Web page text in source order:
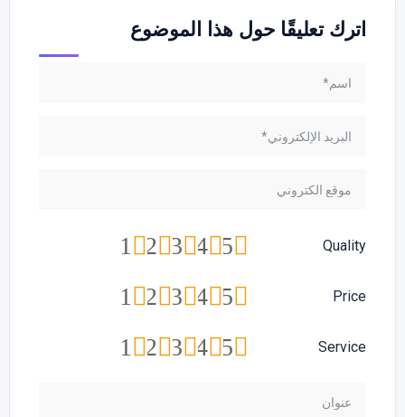
اترك تعليقًا حول هذا الموضوع
Quality
5
4
3
2
1
Price
5
4
3
2
1
Service
5
4
3
2
1